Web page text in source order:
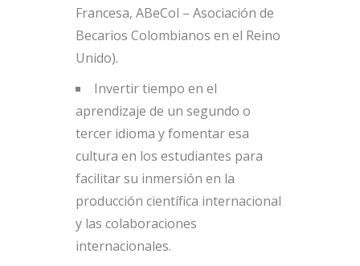
Francesa, ABeCol – Asociación de
Becarios Colombianos en el Reino
Unido).
Invertir tiempo en el
aprendizaje de un segundo o
tercer idioma y fomentar esa
cultura en los estudiantes para
facilitar su inmersión en la
producción científica internacional
y las colaboraciones
internacionales.